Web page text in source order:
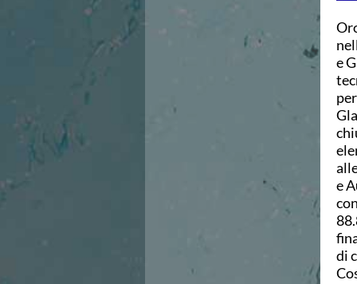
Flash News
Azzurri
Flash News
e
e
di